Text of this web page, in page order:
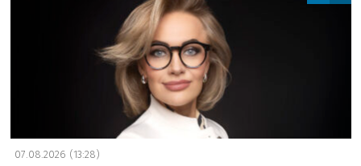
07.08.2026 (13:28)